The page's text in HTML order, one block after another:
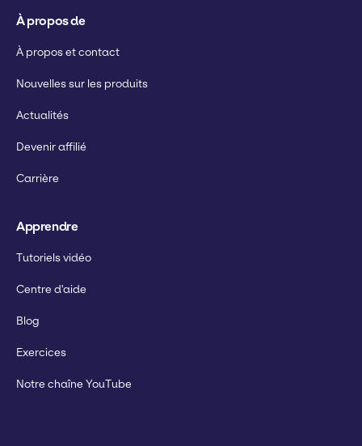
À propos de
À propos et contact
Nouvelles sur les produits
Actualités
Devenir affilié
Carrière
Apprendre
Tutoriels vidéo
Centre d'aide
Blog
Exercices
Notre chaîne YouTube